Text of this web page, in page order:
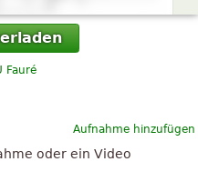
Fauré
Aufnahme hinzufügen
oder ein Video